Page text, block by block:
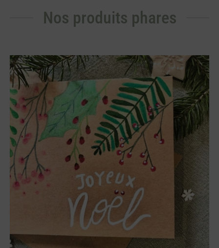
Nos produits phares